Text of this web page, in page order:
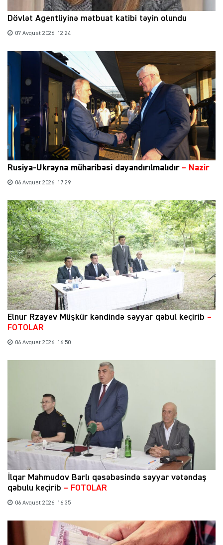
Dövlət Agentliyinə mətbuat katibi təyin olundu
07 Avqust 2026, 12:24
Rusiya-Ukrayna müharibəsi dayandırılmalıdır– Nazir
06 Avqust 2026, 17:29
Elnur Rzayev Müşkür kəndində səyyar qəbul keçirib –
FOTOLAR
06 Avqust 2026, 16:50
İlqar Mahmudov Barlı qəsəbəsində səyyar vətəndaş
qəbulu keçirib – FOTOLAR
06 Avqust 2026, 16:35